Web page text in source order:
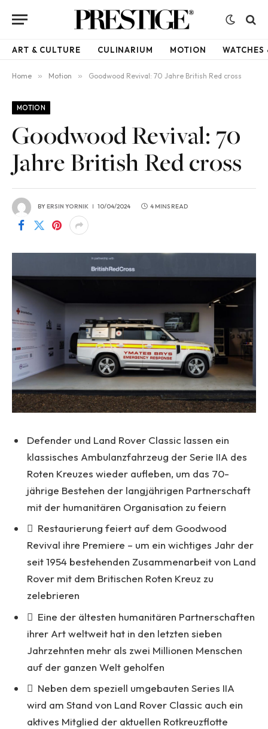
ART & CULTURE CULINARIUM MOTION WATCHES
Home » Motion » Goodwood Revival: 70 Jahre British Red cross
MOTION
Goodwood Revival: 70
Jahre British Red cross
BYERSIN YORNIK 10/04/2024 4 MINS READ
Defender und Land Rover Classic lassen ein
klassisches Ambulanzfahrzeug der Serie IIA des
Roten Kreuzes wieder aufleben, um das 70-
jährige Bestehen der langjährigen Partnerschaft
mit der humanitären Organisation zu feiern
 Restaurierung feiert auf dem Goodwood
Revival ihre Premiere – um ein wichtiges Jahr der
seit 1954 bestehenden Zusammenarbeit von Land
Rover mit dem Britischen Roten Kreuz zu
zelebrieren
 Eine der ältesten humanitären Partnerschaften
ihrer Art weltweit hat in den letzten sieben
Jahrzehnten mehr als zwei Millionen Menschen
auf der ganzen Welt geholfen
 Neben dem speziell umgebauten Series IIA
wird am Stand von Land Rover Classic auch ein
aktives Mitglied der aktuellen Rotkreuzflotte